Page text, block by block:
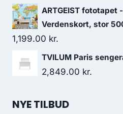
ARTGEIST fototapet
Verdenskort, stor
1,199.00 kr.
TVILUM Paris
2,849.00 kr.
NYE TILBUD